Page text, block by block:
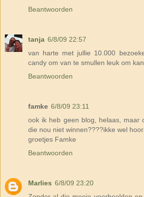
Beantwoorden
tanja 6/8/09 22:57
van harte met jullie 10.000
candy om van te smullen leuk om
Beantwoorden
famke 6/8/09 23:11
ook ik heb geen blog, helaas, maar
die nou niet winnen????ikke wel
groetjes Famke
Beantwoorden
Marlies 6/8/09 23:20